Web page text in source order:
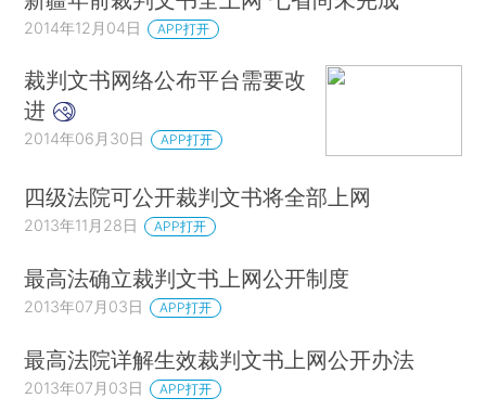
2014年12月04日 APP打开
裁判文书网络公布平台需要改
进
2014年06月30日 APP打开
四级法院可公开裁判文书将全部上网
2013年11月28日 APP打开
最高法确立裁判文书上网公开制度
2013年07月03日 APP打开
最高法院详解生效裁判文书上网公开办法
2013年07月03日 APP打开